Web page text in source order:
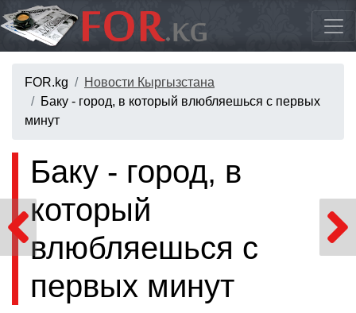
FOR.kg
Новости Кыргызстана
Баку - город, в который влюбляешься с первых
минут
Баку - город, в
который
влюбляешься с
первых минут